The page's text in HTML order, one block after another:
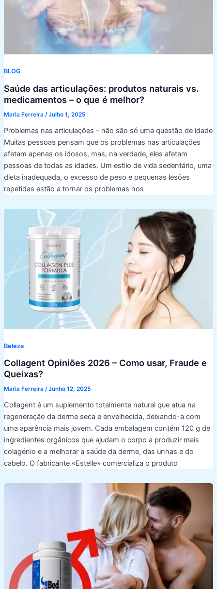
BLOG
Saúde das articulações: produtos naturais vs.
medicamentos – o que é melhor?
Maria Ferreira /Julho 1, 2025
Problemas nas articulações – não são só uma questão de idade
Muitas pessoas pensam que os problemas nas articulações
afetam apenas os idosos, mas, na verdade, eles afetam
pessoas de todas as idades. Um estilo de vida sedentário, uma
dieta inadequada, o excesso de peso e pequenas lesões
repetidas estão a tornar os problemas nos
Beleza
Collagent Opiniões 2026 – Como usar, Fraude e
Queixas?
Maria Ferreira /Junho 12, 2025
Collagent é um suplemento totalmente natural que atua na
regeneração da derme seca e envelhecida, deixando-a com
uma aparência mais jovem. Cada embalagem contém 120 g de
ingredientes orgânicos que ajudam o corpo a produzir mais
colagénio e a melhorar a saúde da derme, das unhas e do
cabelo. O fabricante «Estelle» comercializa o produto